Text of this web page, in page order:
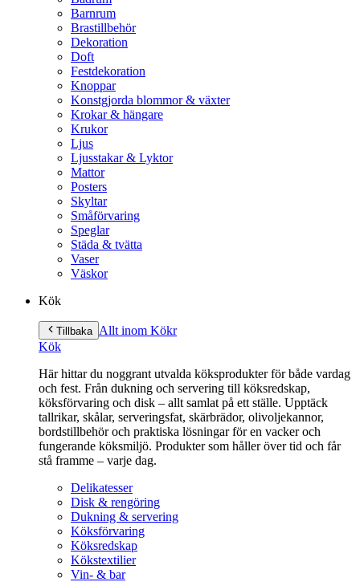
Barnrum
Brastillbehör
Dekoration
Doft
Festdekoration
Knoppar
Konstgjorda blommor & växter
Krokar & hängare
Krukor
Ljus
Ljusstakar & Lyktor
Mattor
Posters
Skyltar
Småförvaring
Speglar
Städa & tvätta
Vaser
Väskor
Kök
Tillbaka Allt inom Kökr
Kök
Här hittar du noggrant utvalda köksprodukter för både vardag
och fest. Från dukning och servering till köksredskap,
köksförvaring och disk – allt samlat på ett ställe. Upptäck
tallrikar, skålar, serveringsfat, skärbrädor, olivoljekannor,
bordstillbehör och praktiska lösningar för en vacker och
fungerande köksmiljö. Produkter som håller över tid och får
stå framme – varje dag.
Delikatesser
Disk & rengöring
Dukning & servering
Köksförvaring
Köksredskap
Kökstextilier
Vin- & bar